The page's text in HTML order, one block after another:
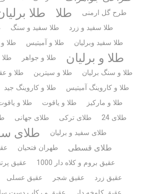
طرح گل ارمنی
طلا طلا
طلا سفید و زرد
طلا سفید و سنگ
طلا سفید وبرلیان
طلا و آمیتیس طلا
طلا و برلیان طلا و جواهر
طلا و سنگ برلیان
طلا و سیترین طلا و
طلا و کاروینگ آمیتیس
طلا و کاروینگ جید
طلا و مارکیز
طلا و یاقوت طلا و
طلای 24
طلای ترکی طلای جهانی
طلای سفید و برلیان
طلای
طلای قسطی طهران فتحیان
عقیق بروم و کلاه دار 1000
عقیق
عقیق زرد
عقیق شجر عقیق عسلی